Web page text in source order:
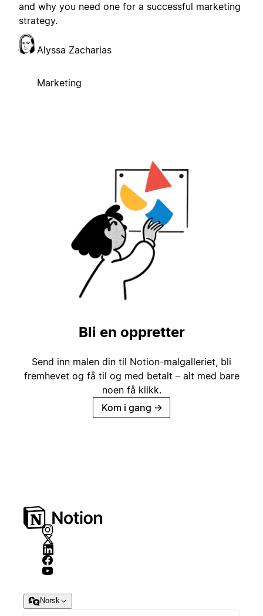
and why you need one for a successful marketing
strategy.
Alyssa Zacharias
Marketing
Bli en oppretter
Send inn malen din til Notion-malgalleriet, bli
fremhevet og få til og med betalt – alt med bare
noen få klikk.
Kom i gang →
Norsk